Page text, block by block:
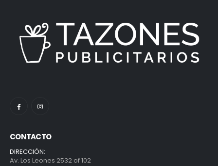
CONTACTO
DIRECCIÓN:
Av. Los Leones 2532 of 102